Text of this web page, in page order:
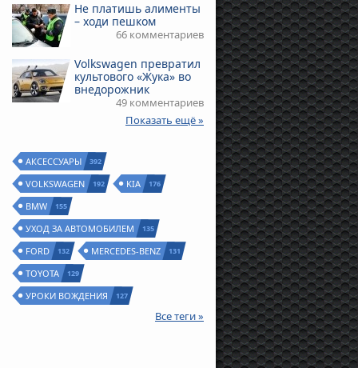
Не платишь алименты
– ходи пешком
66 комментариев
Volkswagen превратил
культового «Жука» во
внедорожник
49 комментариев
Показать ещё »
АКСЕССУАРЫ 392
VOLKSWAGEN 192 KIA 176
BMW 155
УХОД ЗА АВТОМОБИЛЕМ 135
FORD 132 MERCEDES-BENZ 131
TOYOTA 129
УРОКИ ВОЖДЕНИЯ 127
Все теги »